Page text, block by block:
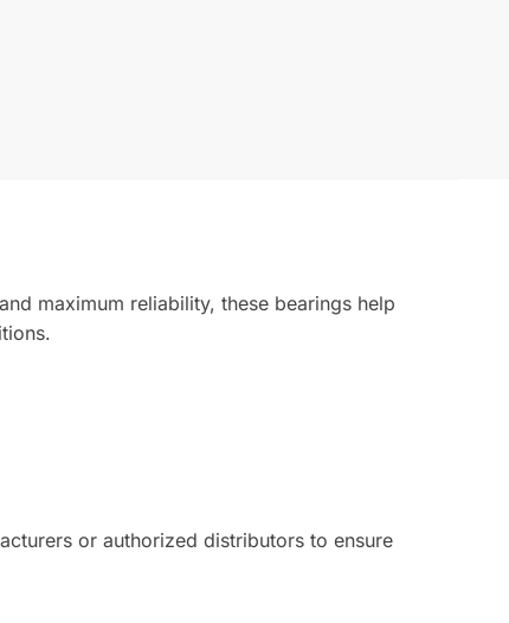
maximum reliability, these bearings help
or authorized distributors to ensure